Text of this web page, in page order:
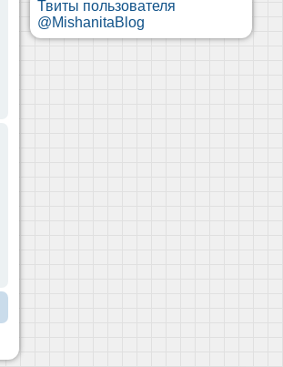
Твиты пользователя
@MishanitaBlog